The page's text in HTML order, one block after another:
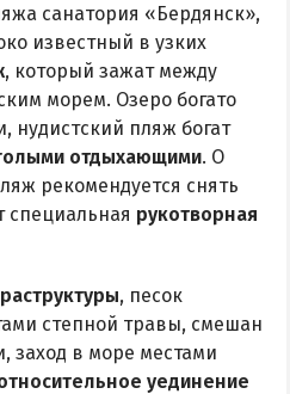
санатория «Бердянск»,
известный в узких
, который зажат между
морем. Озеро богато
нудистский пляж богат
отдыхающими. О
рекомендуется снять
специальная рукотворная
, песок
степной травы, смешан
заход в море местами
уединение